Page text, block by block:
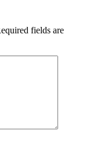
fields are